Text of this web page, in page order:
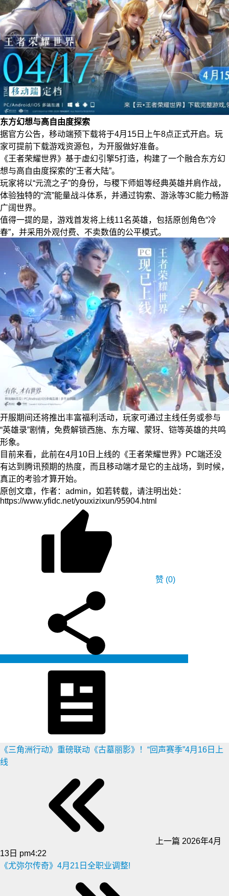
东方幻想与高自由度探索
据官方公告，移动端预下载将于4月15日上午8点正式开启。玩
家可提前下载游戏资源包，为开服做好准备。
《王者荣耀世界》基于虚幻引擎5打造，构建了一个融合东方幻
想与高自由度探索的“王者大陆”。
玩家将以“元流之子”的身份，与稷下师姐等经典英雄并肩作战，
体验独特的“流”能量战斗体系，并通过钩索、游泳等3C能力畅游
广阔世界。
值得一提的是，游戏首发将上线11名英雄，包括原创角色“冷
春”，并采用外观付费、不卖数值的公平模式。
开服期间还将推出丰富福利活动，玩家可通过主线任务或参与
“英雄录”剧情，免费解锁西施、东方曜、蒙犽、铠等英雄的共鸣
形象。
目前来看，此前在4月10日上线的《王者荣耀世界》PC端还没
有达到腾讯预期的热度，而且移动端才是它的主战场，到时候，
真正的考验才算开始。
原创文章，作者：admin，如若转载，请注明出处：
https://www.yfidc.net/youxizixun/95904.html
赞 (0)
《三角洲行动》重磅联动《古墓丽影》！“回声赛季”4月16日上
线
上一篇 2026年4月
13日 pm4:22
《尤弥尔传奇》4月21日全职业调整!